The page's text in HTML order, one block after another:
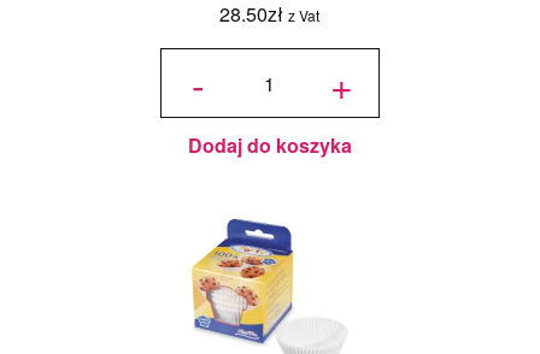
28.50zł z Vat
-
ilość
Marszczone
- Czarno-
Złote - 50
szt. +
Dodaj do koszyka